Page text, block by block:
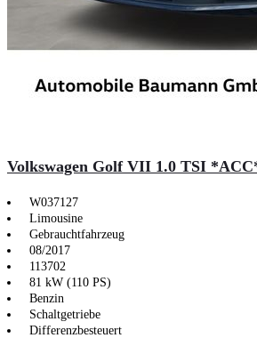
Volkswagen Golf VII 1.0 TSI
W037127
Limousine
Gebrauchtfahrzeug
08/2017
113702
81 kW (110 PS)
Benzin
Schaltgetriebe
Differenzbesteuert